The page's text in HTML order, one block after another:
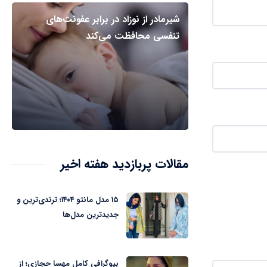
شیرمادر از نوزاد در برابر عفونت‌های
تنفسی محافظت می‌کند
مقالات پربازدید هفته اخیر
۱۵ مدل مانتو ۱۴۰۴؛ ترندی‌ترین و
جدیدترین مدل‌ها
بیوگرافی کامل مهسا حجازی؛ از